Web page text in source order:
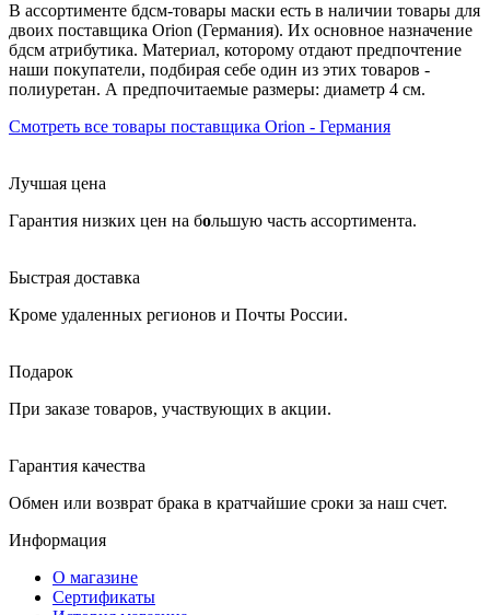
В ассортименте бдсм-товары маски есть в наличии товары для
двоих поставщика Orion (Германия). Их основное назначение
бдсм атрибутика. Материал, которому отдают предпочтение
наши покупатели, подбирая себе один из этих товаров -
полиуретан. А предпочитаемые размеры: диаметр 4 см.
Смотреть все товары поставщика Orion - Германия
Лучшая цена
Гарантия низких цен на большую часть ассортимента.
Быстрая доставка
Кроме удаленных регионов и Почты России.
Подарок
При заказе товаров, участвующих в акции.
Гарантия качества
Обмен или возврат брака в кратчайшие сроки за наш счет.
Информация
О магазине
Сертификаты